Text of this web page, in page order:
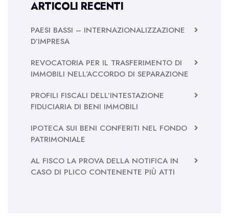
ARTICOLI RECENTI
PAESI BASSI – INTERNAZIONALIZZAZIONE
D’IMPRESA
REVOCATORIA PER IL TRASFERIMENTO DI
IMMOBILI NELL’ACCORDO DI SEPARAZIONE
PROFILI FISCALI DELL’INTESTAZIONE
FIDUCIARIA DI BENI IMMOBILI
IPOTECA SUI BENI CONFERITI NEL FONDO
PATRIMONIALE
AL FISCO LA PROVA DELLA NOTIFICA IN
CASO DI PLICO CONTENENTE PIÙ ATTI